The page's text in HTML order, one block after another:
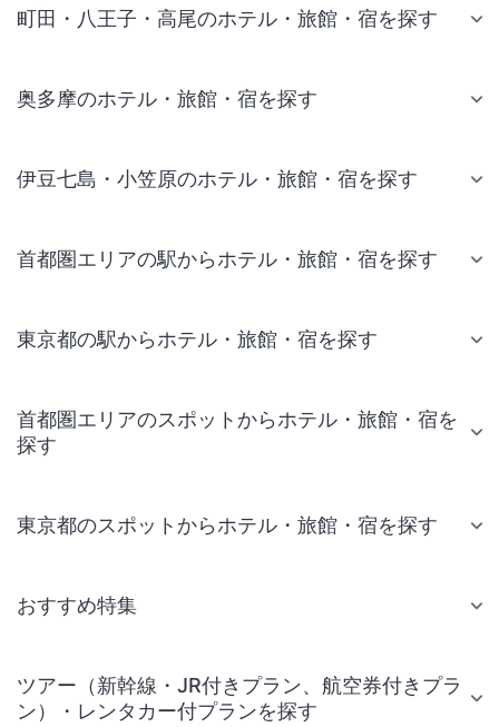
町田・八王子・高尾のホテル・旅館・宿を探す
奥多摩のホテル・旅館・宿を探す
伊豆七島・小笠原のホテル・旅館・宿を探す
首都圏エリアの駅からホテル・旅館・宿を探す
東京都の駅からホテル・旅館・宿を探す
首都圏エリアのスポットからホテル・旅館・宿を
探す
東京都のスポットからホテル・旅館・宿を探す
おすすめ特集
ツアー（新幹線・JR付きプラン、航空券付きプラ
ン）・レンタカー付プランを探す